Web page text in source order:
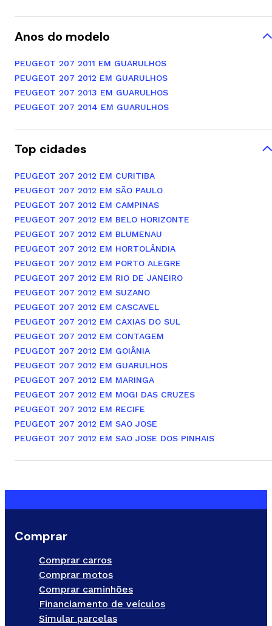
Anos do modelo
PEUGEOT 207 2011 EM GUARULHOS
PEUGEOT 207 2012 EM GUARULHOS
PEUGEOT 207 2013 EM GUARULHOS
PEUGEOT 207 2014 EM GUARULHOS
Top cidades
PEUGEOT 207 2012 EM CURITIBA
PEUGEOT 207 2012 EM SÃO PAULO
PEUGEOT 207 2012 EM CAMPINAS
PEUGEOT 207 2012 EM BELO HORIZONTE
PEUGEOT 207 2012 EM BLUMENAU
PEUGEOT 207 2012 EM HORTOLÂNDIA
PEUGEOT 207 2012 EM PORTO ALEGRE
PEUGEOT 207 2012 EM RIO DE JANEIRO
PEUGEOT 207 2012 EM SUZANO
PEUGEOT 207 2012 EM CASCAVEL
PEUGEOT 207 2012 EM CAXIAS DO SUL
PEUGEOT 207 2012 EM CONTAGEM
PEUGEOT 207 2012 EM GOIÂNIA
PEUGEOT 207 2012 EM GUARULHOS
PEUGEOT 207 2012 EM MARINGA
PEUGEOT 207 2012 EM MOGI DAS CRUZES
PEUGEOT 207 2012 EM RECIFE
PEUGEOT 207 2012 EM SAO JOSE
PEUGEOT 207 2012 EM SAO JOSE DOS PINHAIS
Comprar
Comprar carros
Comprar motos
Comprar caminhões
Financiamento de veículos
Simular parcelas